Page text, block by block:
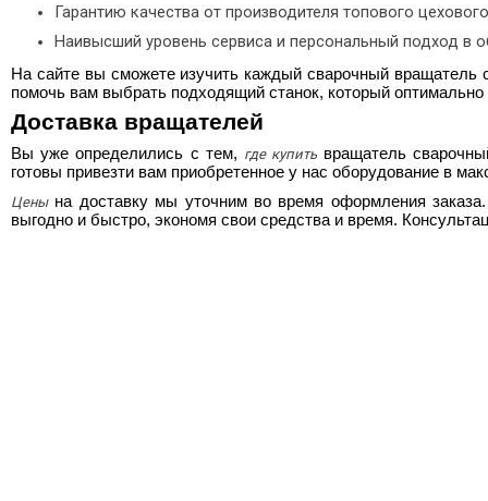
Гарантию качества от производителя топового
Наивысший уровень сервиса и персональный подход в
На сайте вы сможете изучить каждыйсварочный вращатель
помочь вам выбрать подходящий станок, который
Доставка вращателей
Вы уже определились с тем, где купить вращатель
готовы привезти вам приобретенное у нас оборудование в
Ценына доставку мы уточним во время оформления
выгодно и быстро, экономя свои средства и время.